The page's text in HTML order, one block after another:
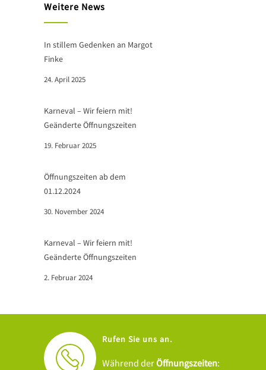
Weitere News
In stillem Gedenken an Margot
Finke
24. April 2025
Karneval – Wir feiern mit!
Geänderte Öffnungszeiten
19. Februar 2025
Öffnungszeiten ab dem
01.12.2024
30. November 2024
Karneval – Wir feiern mit!
Geänderte Öffnungszeiten
2. Februar 2024
Rufen Sie uns an.
Während derÖffnungszeiten: